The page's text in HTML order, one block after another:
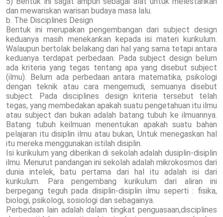
dan mewariskan warisan budaya masa lalu.
b. The Disciplines Design
Bentuk ini merupakan pengembangan dari subject design
keduanya masih menekankan kepada isi materi kurikulum.
Walaupun bertolak belakang dari hal yang sama tetapi antara
keduanya terdapat perbedaan. Pada subject design belum
ada kriteria yang tegas tentang apa yang disebut subject
(ilmu). Belum ada perbedaan antara matematika, psikologi
dengan teknik atau cara mengemudi, semuanya disebut
subject. Pada disciplines design kriteria tersebut telah
tegas, yang membedakan apakah suatu pengetahuan itu ilmu
atau subject dan bukan adalah batang tubuh ke ilmuannya.
Batang tubuh keilmuan menentukan apakah suatu bahan
pelajaran itu disiplin ilmu atau bukan, Untuk menegaskan hal
itu mereka menggunakan istilah disiplin.
Isi kurikulum yang diberikan di sekolah adalah dusiplin-disiplin
ilmu. Menurut pandangan ini sekolah adalah mikrokosmos dari
dunia intelek, batu pertama dari hal itu adalah isi dari
kurikulum. Para pengembang kurikulum dari aliran ini
berpegang teguh pada disiplin-disiplin ilmu seperti : fisika,
biologi, psikologi, sosiologi dan sebagainya.
Perbedaan lain adalah dalam tingkat penguasaan,disciplines